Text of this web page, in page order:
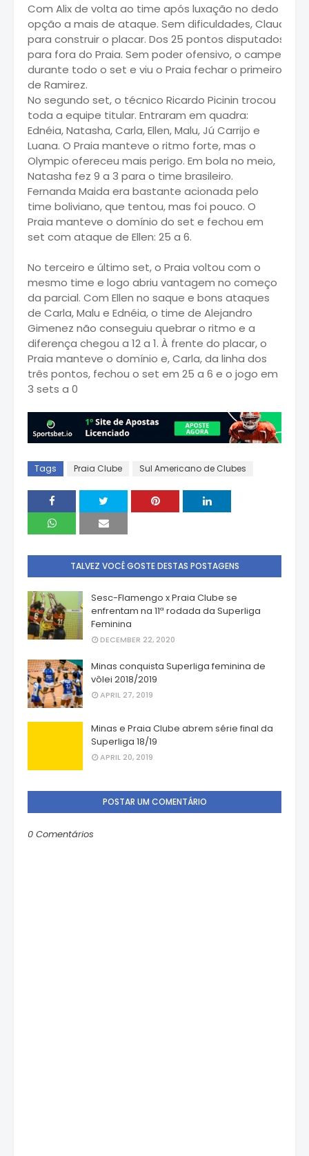
Com Alix de volta ao time após luxação no dedo da
opção a mais de ataque. Sem dificuldades,
para construir o placar. Dos 25 pontos disputados, o
para fora do Praia. Sem poder ofensivo, o campeão
durante todo o set e viu o Praia fechar o primeiro set
de Ramirez.
No segundo set, o técnico Ricardo Picinin trocou
toda a equipe titular. Entraram em quadra:
Ednéia, Natasha, Carla, Ellen, Malu, Jú Carrijo e
Luana. O Praia manteve o ritmo forte, mas o
Olympic ofereceu mais perigo. Em bola no meio,
Natasha fez 9 a 3 para o time brasileiro.
Fernanda Maida era bastante acionada pelo
time boliviano, que tentou, mas foi pouco. O
Praia manteve o domínio do set e fechou em
set com ataque de Ellen: 25 a 6.
No terceiro e último set, o Praia voltou com o
mesmo time e logo abriu vantagem no começo
da parcial. Com Ellen no saque e bons ataques
de Carla, Malu e Ednéia, o time de Alejandro
Gimenez não conseguiu quebrar o ritmo e a
diferença chegou a 12 a 1. À frente do placar, o
Praia manteve o domínio e, Carla, da linha dos
três pontos, fechou o set em 25 a 6 e o jogo em
3 sets a 0
Tags Praia Clube Sul Americano de Clubes
TALVEZ VOCÊ GOSTE DESTAS POSTAGENS
Sesc-Flamengo x Praia Clube se
enfrentam na 11ª rodada da Superliga
Feminina
DECEMBER 22, 2020
Minas conquista Superliga feminina de
vôlei 2018/2019
APRIL 27, 2019
Minas e Praia Clube abrem série final da
Superliga 18/19
APRIL 20, 2019
POSTAR UM COMENTÁRIO
0 Comentários